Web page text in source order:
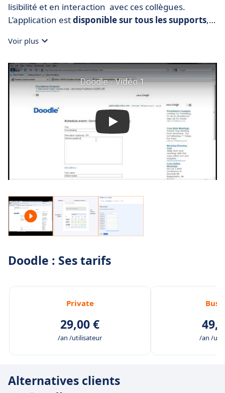
lisibilité et en interaction avec ces collègues.
L’application estdisponible sur tous les supports,
sont directement transféré en temps réel sur les
Voir plus
Doodle : Ses tarifs
Private
29,00 €
/an /utilisateur /an /
Alternatives clients